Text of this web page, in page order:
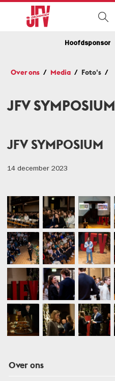
Hoofdsponsor
Over ons Media Foto's
Over ons
JFV SYMPOSIUM
JFV SYMPOSIUM
14 december 2023